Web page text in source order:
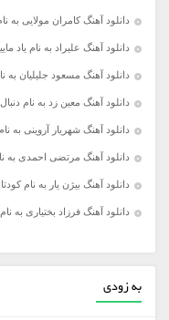
دانلود آهنگ کامران مولایی به
دانلود آهنگ علیراد به نام یاد
دانلود آهنگ مسعود جلیلیان
دانلود آهنگ معین زد به نام
دانلود آهنگ شهریار آروینی به نام
دانلود آهنگ مرتضی احمدی به
دانلود آهنگ بیژن یار به نام کودتا
دانلود آهنگ فرزاد بختیاری به
به زودی